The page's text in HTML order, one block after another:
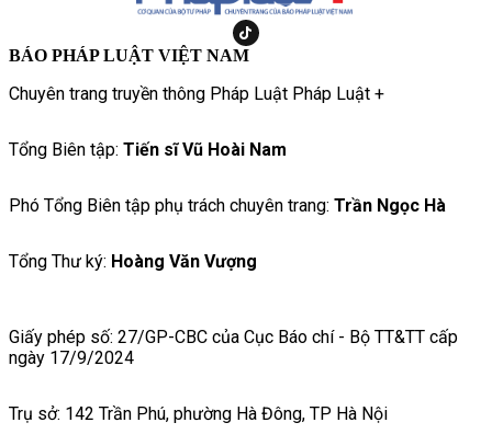
BÁO PHÁP LUẬT VIỆT NAM
Chuyên trang truyền thông Pháp Luật Pháp Luật +
Tổng Biên tập: Tiến sĩ Vũ Hoài Nam
Phó Tổng Biên tập phụ trách chuyên trang: Trần Ngọc Hà
Tổng Thư ký: Hoàng Văn Vượng
Giấy phép số: 27/GP-CBC của Cục Báo chí - Bộ TT&TT cấp
ngày 17/9/2024
Trụ sở: 142 Trần Phú, phường Hà Đông, TP Hà Nội